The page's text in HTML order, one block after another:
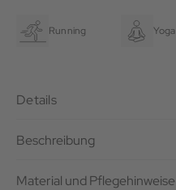
Running Yoga
Details
Beschreibung
Material und Pflegehinweise